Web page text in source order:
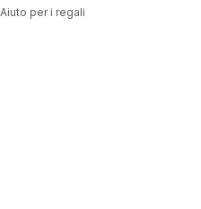
Aiuto per i regali